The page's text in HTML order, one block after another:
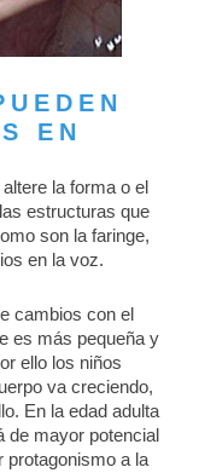
EN
la forma o el
estructuras que
son la faringe,
en la voz.
cambios con el
es más pequeña y
ello los niños
va creciendo,
En la edad adulta
de mayor potencial
protagonismo a la